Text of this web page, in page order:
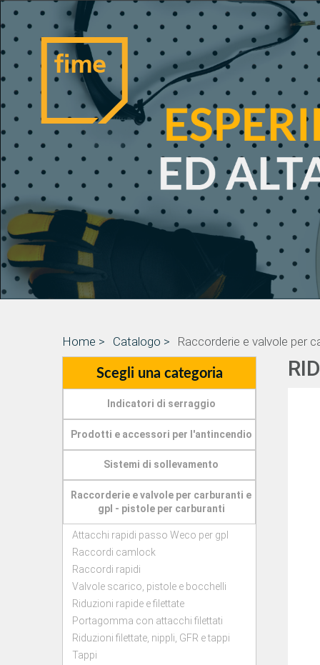
Home > Catalogo > Raccorderie e valvole per
Scegli una categoria
Indicatori di serraggio
Prodotti e accessori per l'antincendio
Sistemi di sollevamento
Raccorderie e valvole per carburanti e
gpl - pistole per carburanti
Attacchi rapidi passo Weco per gpl
Raccordi camlock
Raccordi rapidi
Valvole scarico, pistole e bocchelli
Riduzioni rapide e filettate
Portagomma con attacchi filettati
Riduzioni filettate, nippli, GFR e tappi
Tappi